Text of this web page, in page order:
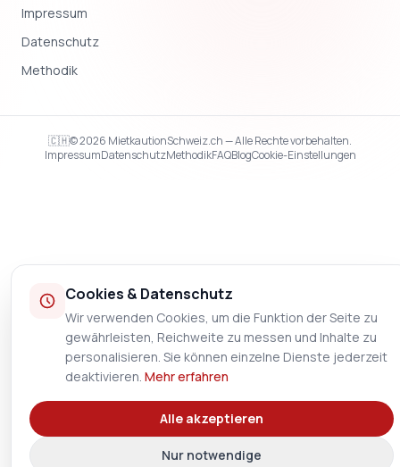
Impressum
Datenschutz
Methodik
🇨🇭© 2026 MietkautionSchweiz.ch — Alle Rechte vorbehalten.
ImpressumDatenschutzMethodikFAQBlogCookie-Einstellungen
Cookies & Datenschutz
Wir verwenden Cookies, um die Funktion der Seite zu
gewährleisten, Reichweite zu messen und Inhalte zu
personalisieren. Sie können einzelne Dienste jederzeit
deaktivieren. Mehr erfahren
Nur notwendige
Alle akzeptieren